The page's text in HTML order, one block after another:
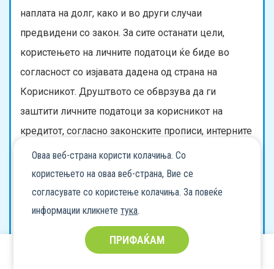
наплата на долг, како и во други случаи
предвидени со закон. За сите останати цели,
користењето на личните податоци ќе биде во
согласност со изјавата дадена од страна на
Корисникот. Друштвото се обврзува да ги
заштити личните податоци за корисникот на
кредитот, согласно законските прописи, интерните
акти и правила на Друштвото за заштита на
личните податоци.
2. Со прифаќање на овие Општи услови,
Корисникот на кредитот е согласен со правото на
Давателот на кредит да ги користи како и да ги
пренесува неговите лични податоци (вклучително
Оваа веб-страна користи колачиња. Со
користењето на оваа веб-страна, Вие се
согласувате со користење колачиња. За повеќе
информации кликнететука.
ПРИФАЌАМ